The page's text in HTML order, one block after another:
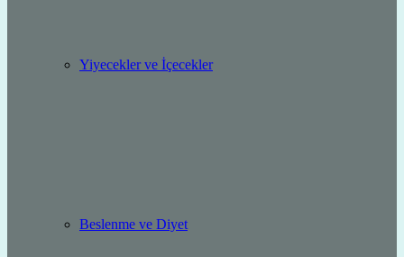
Yiyecekler ve İçecekler
Beslenme ve Diyet